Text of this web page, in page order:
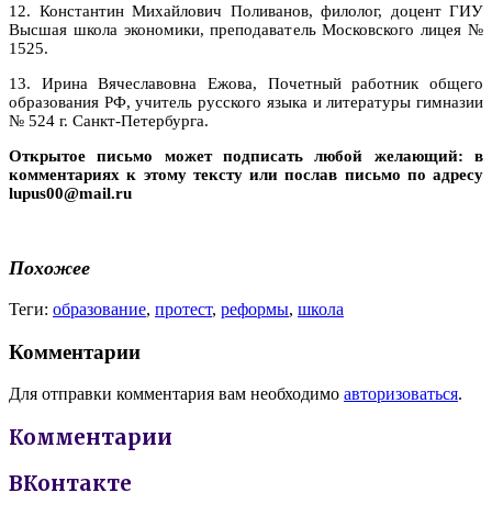
12. Константин Михайлович Поливанов, филолог, доцент ГИУ
Высшая школа экономики, преподаватель Московского лицея №
1525.
13. Ирина Вячеславовна Ежова, Почетный работник общего
образования РФ, учитель русского языка и литературы гимназии
№ 524 г. Санкт-Петербурга.
Открытое письмо может подписать любой желающий: в
комментариях к этому тексту или послав письмо по адресу
lupus00@mail.ru
Похожее
Теги: образование, протест, реформы, школа
Комментарии
Для отправки комментария вам необходимо авторизоваться.
Комментарии
ВКонтакте